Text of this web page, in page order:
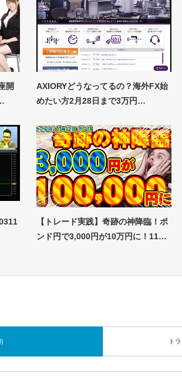
開
AXIORYどうなってるの？海外FX始
めたい方2月28日まで3万円…
【トレード実践】奇跡の神降臨！ポ
ンド円で3,000円が10万円に！11…
ト